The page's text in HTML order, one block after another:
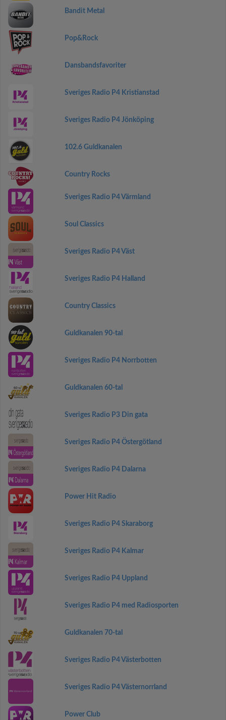
Bandit Metal
Pop&Rock
Dansbandsfavoriter
Sveriges Radio P4 Kristianstad
Sveriges Radio P4 Jönköping
102.6 Guldkanalen
Country Rocks
Sveriges Radio P4 Värmland
Soul Classics
Sveriges Radio P4 Väst
Sveriges Radio P4 Halland
Country Classics
Guldkanalen 90-tal
Sveriges Radio P4 Norrbotten
Guldkanalen 60-tal
Sveriges Radio P3 Din gata
Sveriges Radio P4 Östergötland
Sveriges Radio P4 Dalarna
Power Hit Radio
Sveriges Radio P4 Skaraborg
Sveriges Radio P4 Kalmar
Sveriges Radio P4 Uppland
Sveriges Radio P4 med Radiosporten
Guldkanalen 70-tal
Sveriges Radio P4 Västerbotten
Sveriges Radio P4 Västernorrland
Power Club